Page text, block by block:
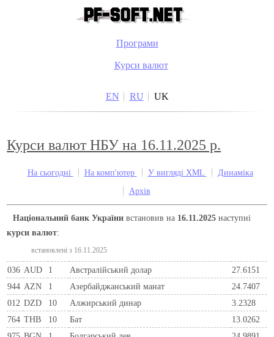
Програми
Курси валют
EN RU UK
Курси валют НБУ на 16.11.2025 р.
На сьогодні На комп'ютер У вигляді XML
Динаміка
Архів
Національний банк України встановив на 16.11.2025 наступні
курси валют:
встановлені з 16.11.2025
036 AUD 1 Австралійський долар
27.6151
944 AZN 1 Азербайджанський манат
24.7407
012 DZD 10 Алжирський динар
3.2328
764 THB 10 Бат
13.0262